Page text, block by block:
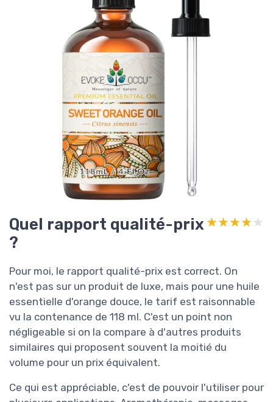
Quel rapport qualité-prix
?
★★★★★
★★★★★
Pour moi, le rapport qualité-prix est correct. On
n'est pas sur un produit de luxe, mais pour une huile
essentielle d'orange douce, le tarif est raisonnable
vu la contenance de 118 ml. C'est un point non
négligeable si on la compare à d'autres produits
similaires qui proposent souvent la moitié du
volume pour un prix équivalent.
Ce qui est appréciable, c'est de pouvoir l'utiliser pour